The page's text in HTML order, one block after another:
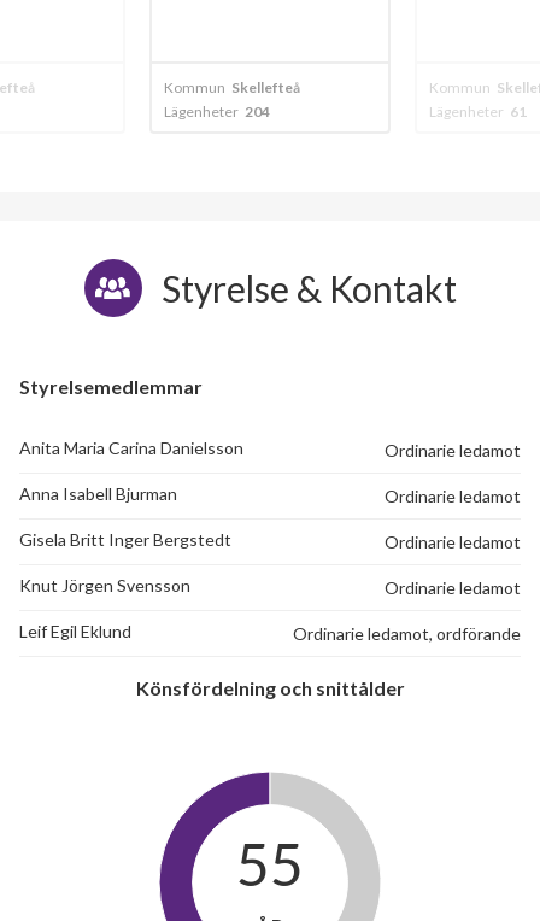
Kommun Skellefteå
Lägenheter 204
Kommun
Lägenheter 61
Styrelse & Kontakt
Styrelsemedlemmar
Anita Maria Carina Danielsson Ordinarie ledamot
Anna Isabell Bjurman Ordinarie ledamot
Gisela Britt Inger Bergstedt Ordinarie ledamot
Knut Jörgen Svensson Ordinarie ledamot
Leif Egil Eklund Ordinarie ledamot, ordförande
Könsfördelning och snittålder
55